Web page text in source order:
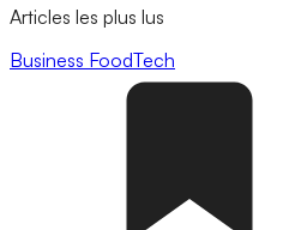
Articles les plus lus
Business FoodTech